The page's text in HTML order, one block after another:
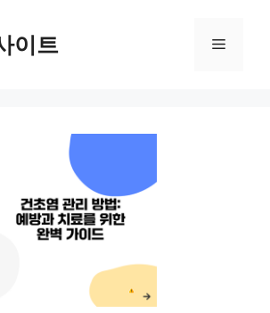
이트 메